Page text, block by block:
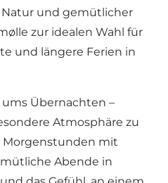
Natur und gemütlicher
zur idealen Wahl für
und längere Ferien in
Übernachten –
Atmosphäre zu
Morgenstunden mit
Abende in